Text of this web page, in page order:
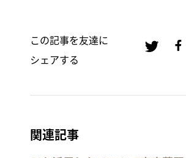
この記事を友達に
シェアする
関連記事